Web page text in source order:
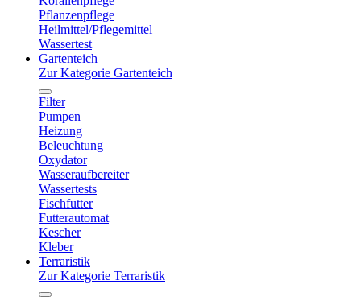
Pflanzenpflege
Heilmittel/Pflegemittel
Wassertest
Gartenteich
Zur Kategorie Gartenteich
Filter
Pumpen
Heizung
Beleuchtung
Oxydator
Wasseraufbereiter
Wassertests
Fischfutter
Futterautomat
Kescher
Kleber
Terraristik
Zur Kategorie Terraristik